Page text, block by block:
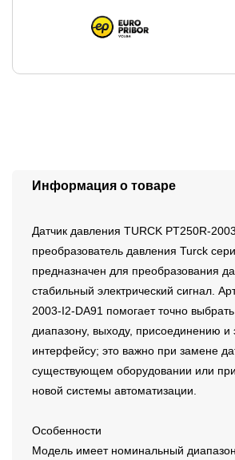
Информация о товаре
Датчик давления TURCK PT250R-
преобразователь давления Turck
предназначен для преобразования
стабильный электрический сигнал.
2003-I2-DA91 помогает точно
диапазону, выходу, присоединению и
интерфейсу; это важно при замене
существующем оборудовании или
новой системы автоматизации.
Особенности
Модель имеет номинальный